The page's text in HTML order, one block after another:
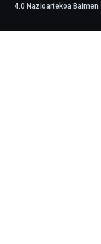
4.0 Nazioartekoa Baimen